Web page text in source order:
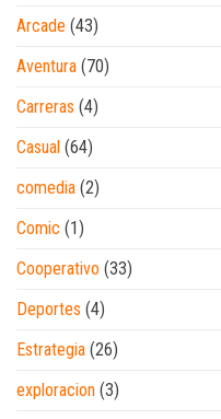
Arcade (43)
Aventura (70)
Carreras (4)
Casual (64)
comedia (2)
Comic (1)
Cooperativo (33)
Deportes (4)
Estrategia (26)
exploracion (3)